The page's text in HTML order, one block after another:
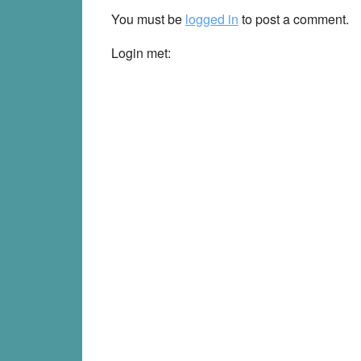
You must be logged in to post a comment.
Login met: